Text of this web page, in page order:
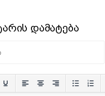
დამატება